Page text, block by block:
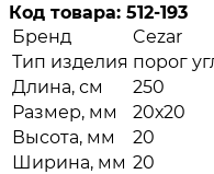
Код товара: 512-193
Бренд
Cezar
Тип изделия порог
Длина, см
250
Размер, мм
20х20
Высота, мм
20
Ширина, мм 20